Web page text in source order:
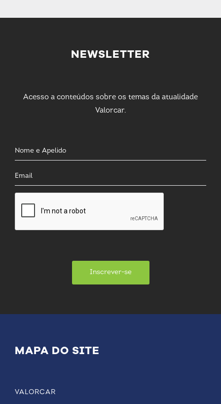
NEWSLETTER
Acesso a conteúdos sobre os temas da atualidade
Valorcar.
Inscrever-se
MAPA DO SITE
VALORCAR